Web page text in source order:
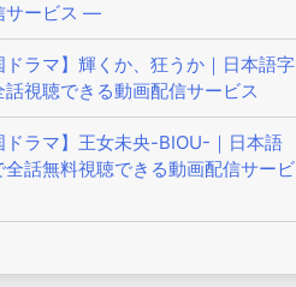
サービス —
ドラマ】輝くか、狂うか｜日本語字
話視聴できる動画配信サービス
ドラマ】王女未央-BIOU-｜日本語
全話無料視聴できる動画配信サービ